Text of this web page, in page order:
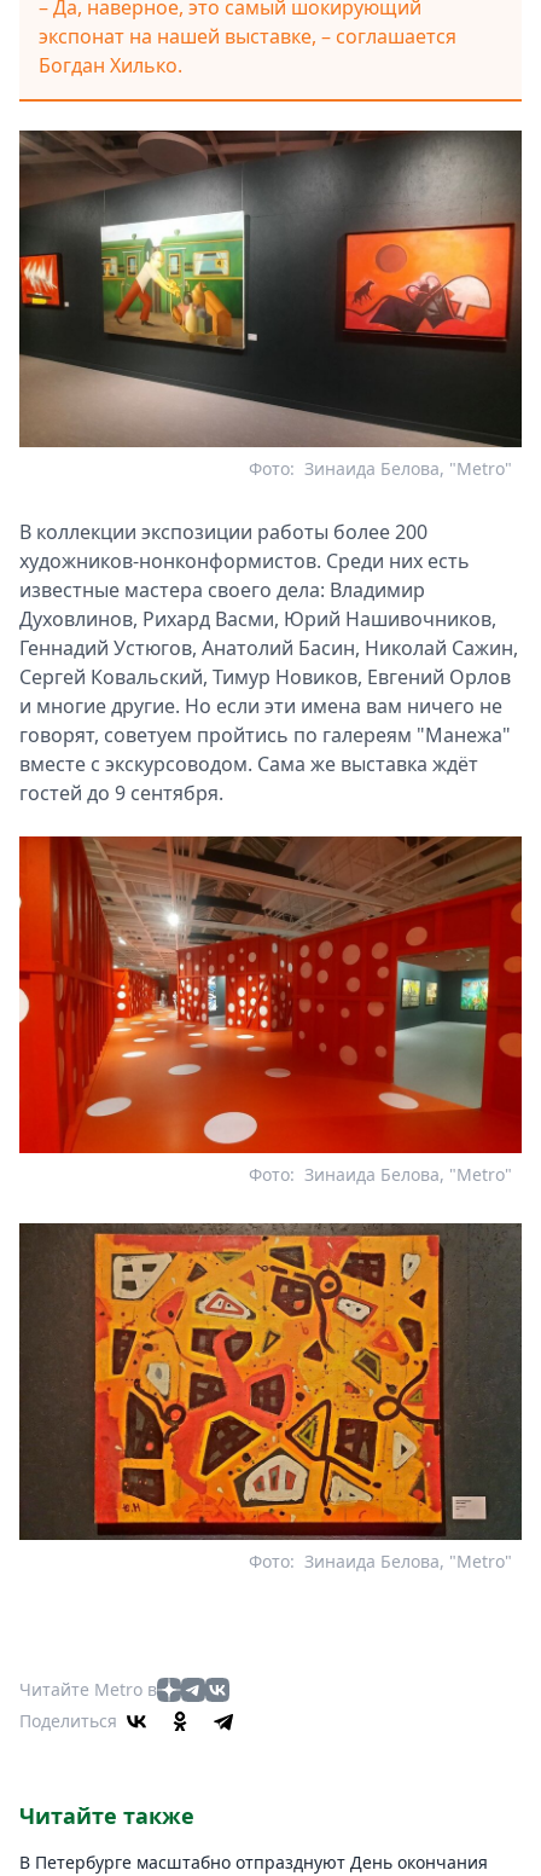
– Да, наверное, это самый шокирующий
экспонат на нашей выставке, – соглашается
Богдан Хилько.
Зинаида Белова, "Metro"
Фото:
В коллекции экспозиции работы более 200
художников-нонконформистов. Среди них есть
известные мастера своего дела: Владимир
Духовлинов, Рихард Васми, Юрий Нашивочников,
Геннадий Устюгов, Анатолий Басин, Николай Сажин,
Сергей Ковальский, Тимур Новиков, Евгений Орлов
и многие другие. Но если эти имена вам ничего не
говорят, советуем пройтись по галереям "Манежа"
вместе с экскурсоводом. Сама же выставка ждёт
гостей до 9 сентября.
Зинаида Белова, "Metro"
Фото:
Зинаида Белова, "Metro"
Фото:
Читайте Metro в
Поделиться
Читайте также
В Петербурге масштабно отпразднуют День окончания